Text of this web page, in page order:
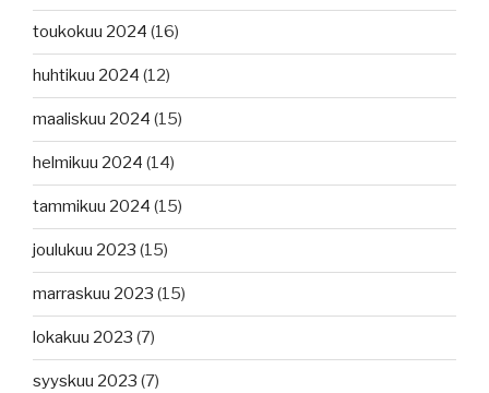
toukokuu 2024 (16)
huhtikuu 2024 (12)
maaliskuu 2024 (15)
helmikuu 2024 (14)
tammikuu 2024 (15)
joulukuu 2023 (15)
marraskuu 2023 (15)
lokakuu 2023 (7)
syyskuu 2023 (7)